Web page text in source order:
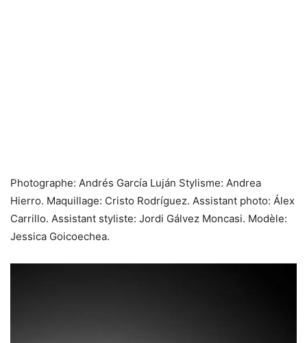
Photographe: Andrés García Luján Stylisme: Andrea
Hierro. Maquillage: Cristo Rodríguez. Assistant photo: Álex
Carrillo. Assistant styliste: Jordi Gálvez Moncasi. Modèle:
Jessica Goicoechea.